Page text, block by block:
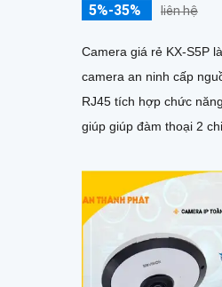
5%-35% liên hệ
Camera giá rẻ KX-S5P
camera an ninh cấp
RJ45 tích hợp chức
giúp giúp đàm thoại 2 chiều.
DWDR mang lại hình
điều kiện ánh sáng